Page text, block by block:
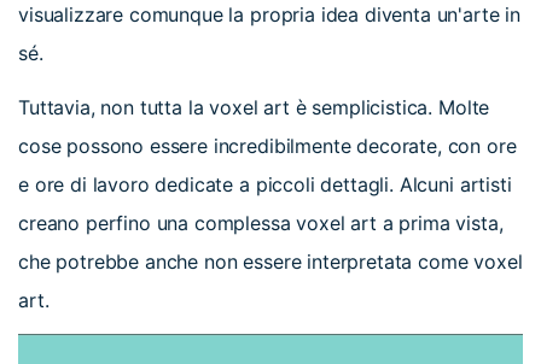
visualizzare comunque la propria idea diventa un'arte in
sé.
Tuttavia, non tutta la voxel art è semplicistica. Molte
cose possono essere incredibilmente decorate, con ore
e ore di lavoro dedicate a piccoli dettagli. Alcuni artisti
creano perfino una complessa voxel art a prima vista,
che potrebbe anche non essere interpretata come voxel
art.